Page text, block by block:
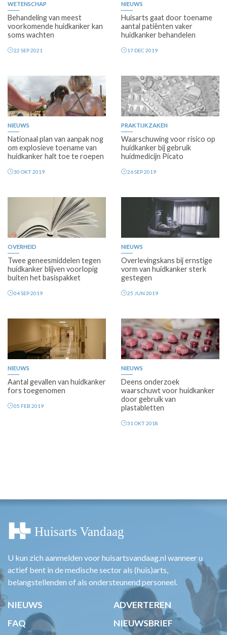
WETENSCHAP
Behandeling van meest
voorkomende huidkanker kan
soms wachten
22 SEP 2021
NIEUWS
Huisarts gaat door toename
aantal patiënten vaker
huidkanker behandelen
17 DEC 2019
NIEUWS
Nationaal plan van aanpak nog
om explosieve toename van
huidkanker halt toe te roepen
30 OKT 2019
PRAKTIJKZAKEN
Waarschuwing voor risico op
huidkanker bij gebruik
huidmedicijn Picato
26 SEP 2019
OVERHEID
Twee geneesmiddelen tegen
huidkanker blijven voorlopig
buiten het basispakket
04 SEP 2019
NIEUWS
Overlevingskans bij ernstige
vorm van huidkanker sterk
gestegen
25 JUN 2019
NIEUWS
Aantal gevallen van huidkanker
fors toegenomen
05 FEB 2019
NIEUWS
Deens onderzoek
waarschuwt voor huidkanker
door gebruik van
plastabletten
31 OKT 2018
U kun zich aanmelden voor huisartsvandaag.nl wanneer u
actief bent in de medische sector als (huis)arts,
belangstellenden of als ondersteunend personeel.
NIEUWS
ADVERTEREN
FAQ
NIEUWSBRIEF